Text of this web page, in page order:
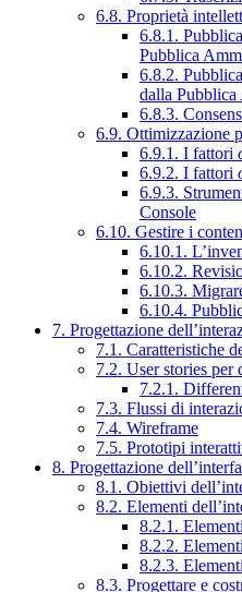
6.8. Proprietà
6.8.1.
Pubblica
6.8.2.
dalla
6.8.3.
6.9. Ottimizzazione
6.9.1. I fattori
6.9.2. I fattori
6.9.3.
Console
6.10. Gestire i
6.10.1.
6.10.2.
6.10.3.
6.10.4.
7. Progettazione
7.1. Caratteristiche
7.2. User stories per
7.2.1.
7.3. Flussi di
7.4. Wireframe
7.5. Prototipi
8. Progettazione
8.1. Obiettivi
8.2. Elementi
8.2.1.
8.2.2.
8.2.3.
8.3. Progettare e